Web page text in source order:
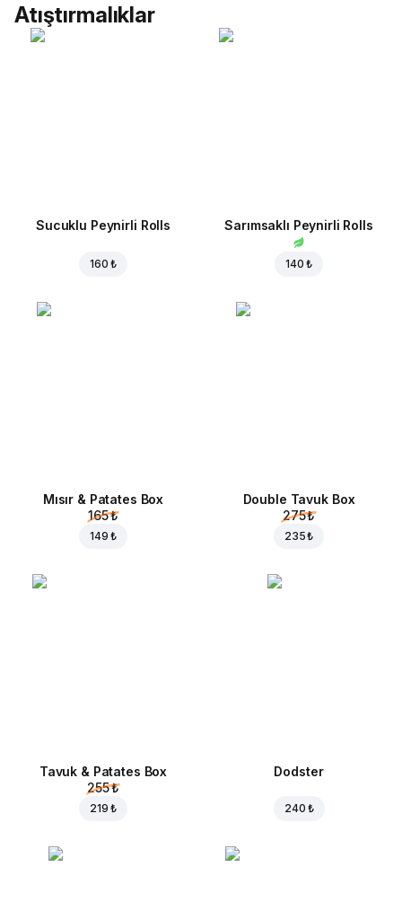
Atıştırmalıklar
Sucuklu Peynirli Rolls
160 ₺
Sarımsaklı Peynirli Rolls
140 ₺
Mısır & Patates Box
165 ₺
149 ₺
Double Tavuk Box
275 ₺
235 ₺
Tavuk & Patates Box
255 ₺
219 ₺
Dodster
240 ₺